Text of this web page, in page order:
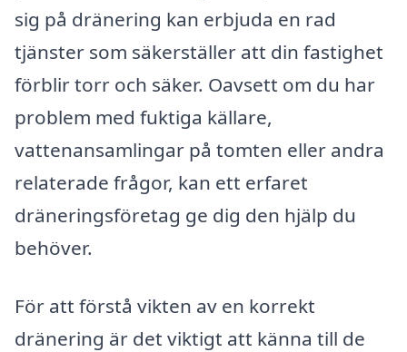
sig på dränering kan erbjuda en rad
tjänster som säkerställer att din fastighet
förblir torr och säker. Oavsett om du har
problem med fuktiga källare,
vattenansamlingar på tomten eller andra
relaterade frågor, kan ett erfaret
dräneringsföretag ge dig den hjälp du
behöver.
För att förstå vikten av en korrekt
dränering är det viktigt att känna till de